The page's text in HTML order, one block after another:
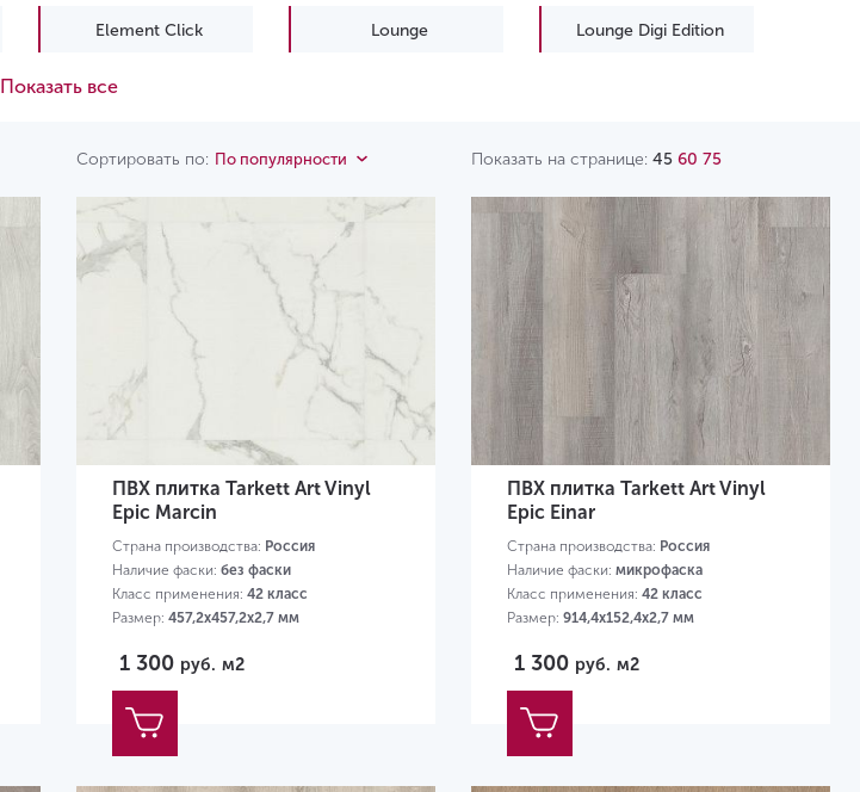
Element Click Lounge Lounge Digi Edition
Показать все
Сортировать по: По популярности Показать на странице: 45 60 75
ПВХ плитка Tarkett Art Vinyl
Epic Marcin
Страна производства: Россия
Наличие фаски: без фаски
Класс применения: 42 класс
Размер: 457,2х457,2х2,7 мм
1 300 руб. м2
ПВХ плитка Tarkett Art Vinyl
Epic Einar
Страна производства: Россия
Наличие фаски: микрофаска
Класс применения: 42 класс
Размер: 914,4х152,4х2,7 мм
1 300 руб. м2